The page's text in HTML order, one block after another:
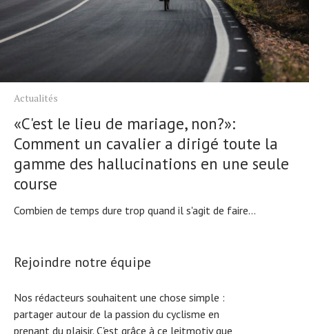
Actualités
«C'est le lieu de mariage, non?»:
Comment un cavalier a dirigé toute la
gamme des hallucinations en une seule
course
Combien de temps dure trop quand il s'agit de faire...
Rejoindre notre équipe
Nos rédacteurs souhaitent une chose simple :
partager autour de la passion du cyclisme en
prenant du plaisir. C'est grâce à ce leitmotiv que